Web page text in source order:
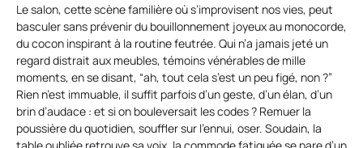
Le salon, cette scène familière où s’improvisent nos vies, peut
basculer sans prévenir du bouillonnement joyeux au monocorde,
du cocon inspirant à la routine feutrée. Qui n’a jamais jeté un
regard distrait aux meubles, témoins vénérables de mille
moments, en se disant, “ah, tout cela s’est un peu figé, non ?”
Rien n’est immuable, il suffit parfois d’un geste, d’un élan, d’un
brin d’audace : et si on bouleversait les codes ? Remuer la
poussière du quotidien, souffler sur l’ennui, oser. Soudain, la